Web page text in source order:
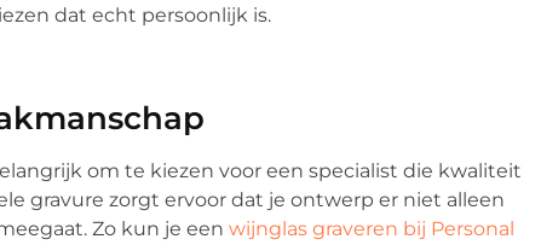
dat echt persoonlijk is.
om te kiezen voor een specialist die kwaliteit
gravure zorgt ervoor dat je ontwerp er niet alleen
Zo kun je een wijnglas graveren bij Personal